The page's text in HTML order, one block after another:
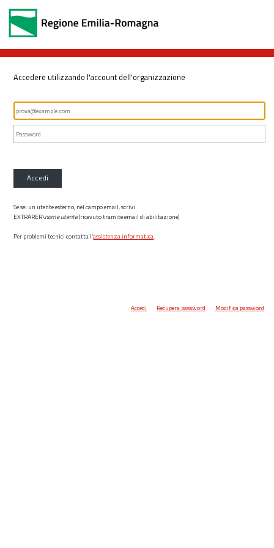
Accedere utilizzando l'account dell'organizzazione
Accedi
Se sei un utente esterno, nel campo email, scrivi
EXTRARER\nome utente(ricevuto tramite email di abilitazione)
Per problemi tecnici contatta l’assistenza informatica.
Accedi Recupera password Modifica password